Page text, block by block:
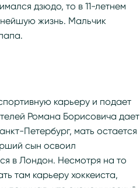
дзюдо, то в 11-летнем
жизнь. Мальчик
карьеру и подает
Романа Борисовича дает
Петербург, мать остается
сын освоил
в Лондон. Несмотря на то
там карьеру хоккеиста,